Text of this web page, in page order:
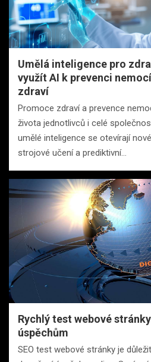
Umělá inteligence pro
využít AI k prevenci
zdraví
Promoce zdraví a prevence
života jednotlivců i celé
umělé inteligence se otevírají
strojové učení a prediktivní…
Rychlý test webové
úspěchům
SEO test webové stránky je